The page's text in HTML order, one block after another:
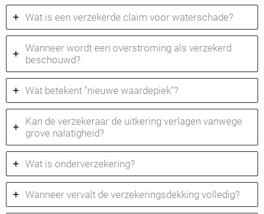
Wat is een verzekerde claim voor waterschade?
Wanneer wordt een overstroming als verzekerd
beschouwd?
Wat betekent "nieuwe waardepiek"?
Kan de verzekeraar de uitkering verlagen vanwege
grove nalatigheid?
Wat is onderverzekering?
Wanneer vervalt de verzekeringsdekking volledig?